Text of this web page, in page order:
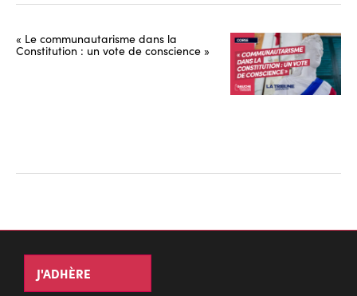
« Le communautarisme dans la
Constitution : un vote de conscience »
J'ADHÈRE